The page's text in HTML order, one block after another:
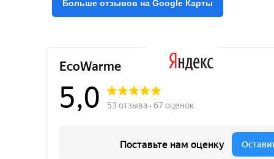
Больше отзывов на Google Карты